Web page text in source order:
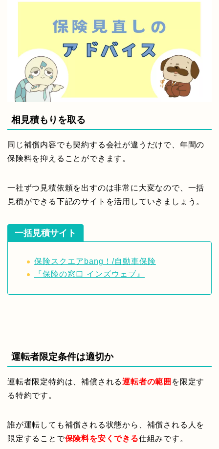
相見積もりを取る
同じ補償内容でも契約する会社が違うだけで、年間の
保険料を抑えることができます。
一社ずつ見積依頼を出すのは非常に大変なので、一括
見積ができる下記のサイトを活用していきましょう。
一括見積サイト
保険スクエアbang！/自動車保険
『保険の窓口 インズウェブ』
運転者限定条件は適切か
運転者限定特約は、補償される運転者の範囲 を限定す
る特約です。
誰が運転しても補償される状態から、補償される人を
限定することで保険料を安くできる仕組みです。